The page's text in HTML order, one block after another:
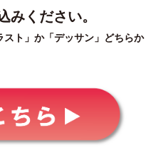
ください。
ト」か「デッサン」どちらか